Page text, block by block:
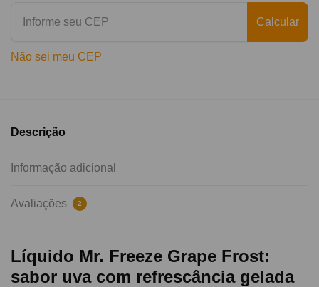
Calcular
Não sei meu CEP
Descrição
Informação adicional
Avaliações 2
Líquido Mr. Freeze Grape Frost:
sabor uva com refrescância gelada